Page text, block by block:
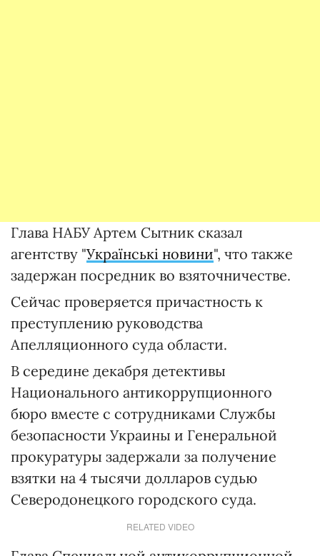
Глава НАБУ Артем Сытник сказал
агентству "Українські новини", что также
задержан посредник во взяточничестве.
Сейчас проверяется причастность к
преступлению руководства
Апелляционного суда области.
В середине декабря детективы
Национального антикоррупционного
бюро вместе с сотрудниками Службы
безопасности Украины и Генеральной
прокуратуры задержали за получение
взятки на 4 тысячи долларов судью
Северодонецкого городского суда.
RELATED VIDEO